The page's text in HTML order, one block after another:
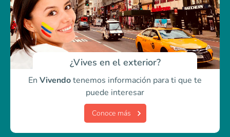
¿Vives en el exterior?
En Vivendotenemos información para ti que te
puede interesar
Conoce más